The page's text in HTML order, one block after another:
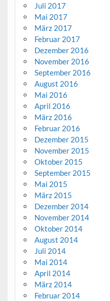
Juli 2017
Mai 2017
März 2017
Februar 2017
Dezember 2016
November 2016
September 2016
August 2016
Mai 2016
April 2016
März 2016
Februar 2016
Dezember 2015
November 2015
Oktober 2015
September 2015
Mai 2015
März 2015
Dezember 2014
November 2014
Oktober 2014
August 2014
Juli 2014
Mai 2014
April 2014
März 2014
Februar 2014